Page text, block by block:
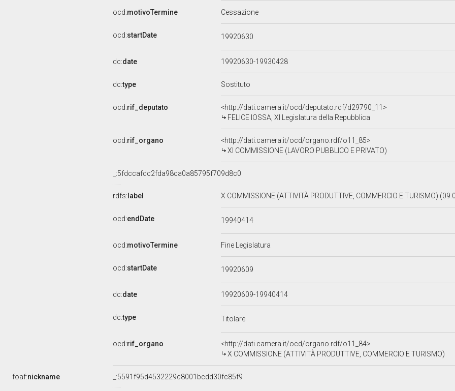
ocd:motivoTermine Cessazione
ocd:startDate 19920630
dc:date 19920630-19930428
dc:type Sostituto
ocd:rif_deputato
<http://dati.camera.it/ocd/deputato.rdf/d29790_11>
FELICE IOSSA, XI Legislatura della Repubblica
ocd:rif_organo
<http://dati.camera.it/ocd/organo.rdf/o11_85>
XI COMMISSIONE (LAVORO PUBBLICO E PRIVATO)
_:5fdccafdc2fda98ca0a85795f709d8c0
rdfs: label X COMMISSIONE (ATTIVITÀ PRODUTTIVE, COMMERCIO E TURISMO)
ocd:endDate 19940414
ocd:motivoTermine Fine Legislatura
ocd:startDate 19920609
dc:date 19920609-19940414
dc:type Titolare
ocd:rif_organo
<http://dati.camera.it/ocd/organo.rdf/o11_84>
X COMMISSIONE (ATTIVITÀ PRODUTTIVE, COMMERCIO E TURISMO)
foaf:nickname _:5591f95d4532229c8001bcdd30fc85f9